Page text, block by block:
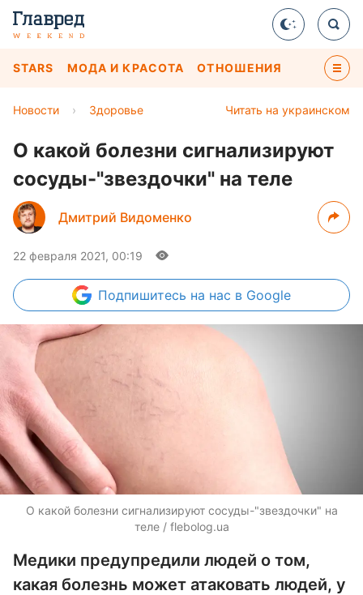
STARS МОДА И КРАСОТА ОТНОШЕНИЯ
Читать на украинском
Новости › Здоровье
О какой болезни сигнализируют
сосуды-"звездочки" на теле
Дмитрий Видоменко
22 февраля 2021, 00:19
Подпишитесь на нас в Google
О какой болезни сигнализируют сосуды-"звездочки" на
теле / flebolog.ua
Медики предупредили людей о том,
какая болезнь может атаковать людей, у